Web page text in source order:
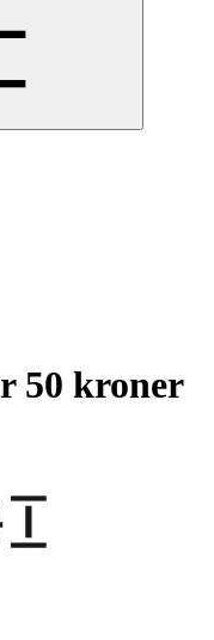
50 kroner